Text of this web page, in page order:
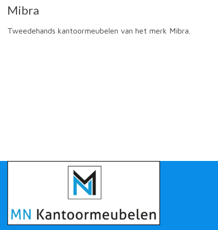
Mibra
Tweedehands kantoormeubelen van het merk Mibra.